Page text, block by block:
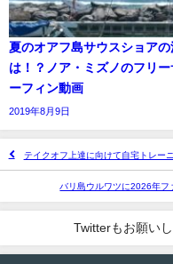
夏のオアフ島サウスショアの
は！？ノア・ミズノのフリー
ーフィン動画
2019年8月9日
テイクオフ上達に向けて自宅トレー
バリ島ウルワツに2026年フ
Twitterもお願いし